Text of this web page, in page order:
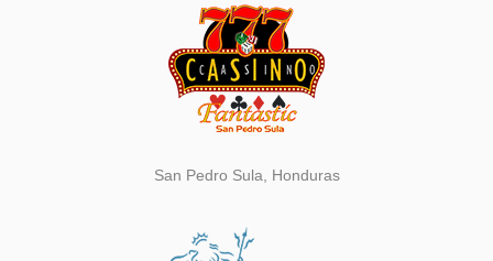
San Pedro Sula, Honduras